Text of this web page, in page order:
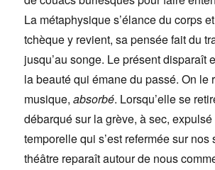
La métaphysique s’élance du corps
tchèque y revient, sa pensée fait du
jusqu’au songe. Le présent disparaît
la beauté qui émane du passé. On le
musique,absorbé. Lorsqu’elle se
débarqué sur la grève, à sec,
temporelle qui s’est refermée sur nos
théâtre reparaît autour de nous